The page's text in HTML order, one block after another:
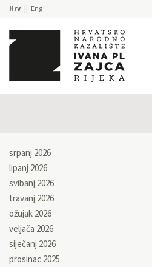
Hrv Eng
srpanj 2026
lipanj 2026
svibanj 2026
travanj 2026
ožujak 2026
veljača 2026
siječanj 2026
prosinac 2025